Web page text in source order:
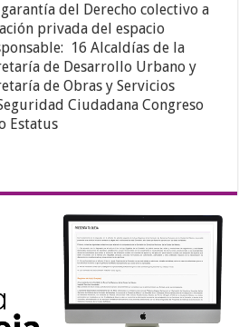
del Derecho colectivo a
privada del espacio
16 Alcaldías de la
de Desarrollo Urbano y
de Obras y Servicios
Ciudadana Congreso
Estatus